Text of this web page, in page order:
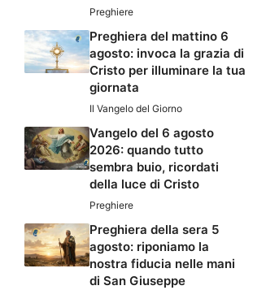
Preghiere
Preghiera del mattino 6
agosto: invoca la grazia di
Cristo per illuminare la tua
giornata
Il Vangelo del Giorno
Vangelo del 6 agosto
2026: quando tutto
sembra buio, ricordati
della luce di Cristo
Preghiere
Preghiera della sera 5
agosto: riponiamo la
nostra fiducia nelle mani
di San Giuseppe